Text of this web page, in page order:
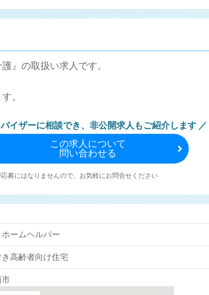
』の取扱い求人です。
。
イザーに相談でき、 非公開求人もご紹介します
この求人について
問い合わせる
応募にはなりませんので、お気軽にお問合せください
ームヘルパー
高齢者向け住宅
市